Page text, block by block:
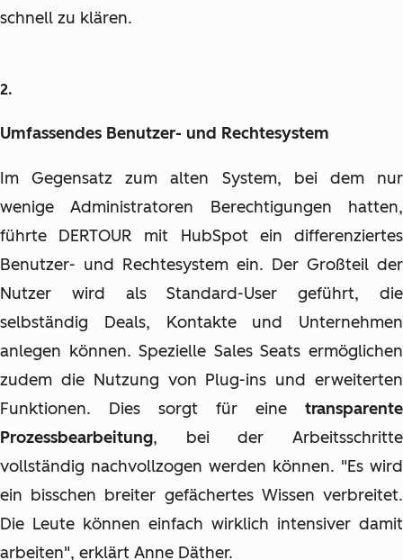
schnell zu klären.
Umfassendes Benutzer- und Rechtesystem
Im Gegensatz zum alten System, bei dem nur
wenige Administratoren Berechtigungen hatten,
führte DERTOUR mit HubSpot ein differenziertes
Benutzer- und Rechtesystem ein. Der Großteil der
Nutzer wird als Standard-User geführt, die
selbständig Deals, Kontakte und Unternehmen
anlegen können. Spezielle Sales Seats ermöglichen
zudem die Nutzung von Plug-ins und erweiterten
Funktionen. Dies sorgt für eine transparente
Prozessbearbeitung, bei der Arbeitsschritte
vollständig nachvollzogen werden können. "Es wird
ein bisschen breiter gefächertes Wissen verbreitet.
Die Leute können einfach wirklich intensiver damit
arbeiten", erklärt Anne Däther.